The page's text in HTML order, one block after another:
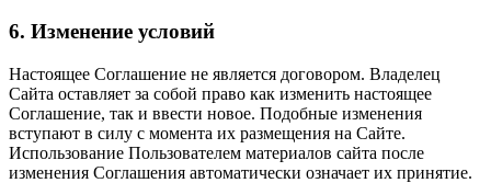
6. Изменение условий
Настоящее Соглашение не является договором. Владелец
Сайта оставляет за собой право как изменить настоящее
Соглашение, так и ввести новое. Подобные изменения
вступают в силу с момента их размещения на Сайте.
Использование Пользователем материалов сайта после
изменения Соглашения автоматически означает их принятие.